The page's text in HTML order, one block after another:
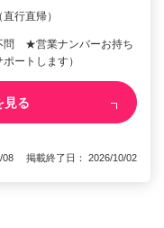
行直帰）
★営業ナンバーお持ち
ートします）
見る
08 掲載終了日： 2026/10/02